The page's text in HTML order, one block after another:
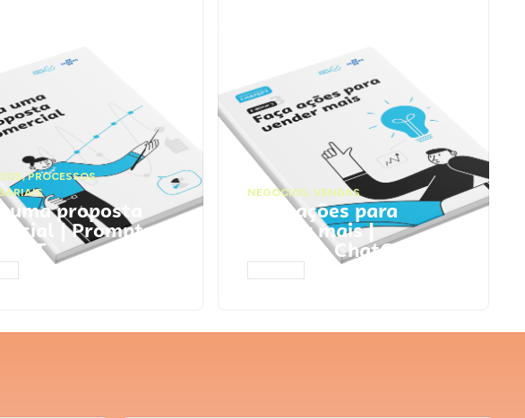
,PROCESSOS
uma proposta
| Prompts
NEGÓCIOS, VENDAS
Faça ações para
vender mais |
Prompts ChatGPT